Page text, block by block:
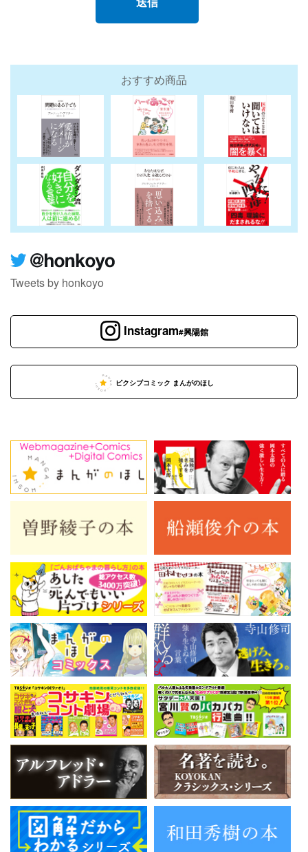
おすすめ商品
Tweets by honkoyo
Instagram#興陽館
ピクシブコミック まんがのほし